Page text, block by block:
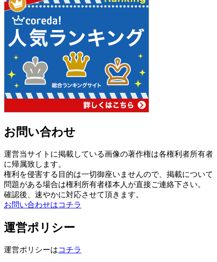
お問い合わせ
運営当サイトに掲載している画像の著作権は各権利者所有者
に帰属致します。
権利を侵害する目的は一切御座いませんので、掲載について
問題がある場合は権利所有者様本人が直接ご連絡下さい。
確認後、速やかに対応させて頂きます。
お問い合わせはコチラ
運営ポリシー
運営ポリシーはコチラ